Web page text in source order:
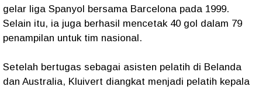
gelar liga Spanyol bersama Barcelona pada 1999.
Selain itu, ia juga berhasil mencetak 40 gol dalam 79
penampilan untuk tim nasional.
Setelah bertugas sebagai asisten pelatih di Belanda
dan Australia, Kluivert diangkat menjadi pelatih kepala